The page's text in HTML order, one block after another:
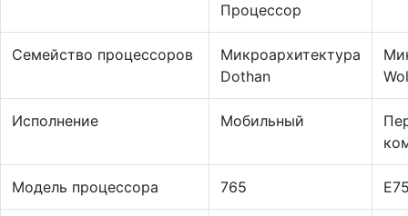
Процессор
Семейство процессоров
Микроархитектура
Dothan
Исполнение Мобильный
Модель процессора 765